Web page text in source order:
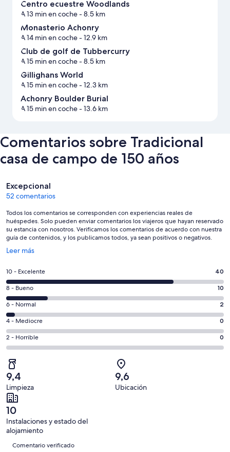
Centro ecuestre Woodlands
A 13 min en coche- 8.5 km
Monasterio Achonry
A 14 min en coche- 12.9 km
Club de golf de Tubbercurry
A 15 min en coche- 8.5 km
Gillighans World
A 15 min en coche- 12.3 km
Achonry Boulder Burial
A 15 min en coche- 13.6 km
Comentarios sobre Tradicional
casa de campo de 150 años
Comentarios
Excepcional
52 comentarios
Todos los comentarios se corresponden con experiencias reales de
huéspedes. Solo pueden enviar comentarios los viajeros que hayan reservado
su estancia con nosotros. Verificamos los comentarios de acuerdo con nuestra
guía de contenidos, y los publicamos todos, ya sean positivos o negativos.
Leer más
Se
en
una
ventana
nueva
40
comentarios
de
un
total
de
52
con
una
puntuación
de
10
-
Excelente
10 - Excelente 40
10
comentarios
de
un
total
de
con
una
puntuación
de
8
-
Bueno
8 - Bueno 10
2
comentarios
de
un
total
de
52
con
una
puntuación
de
6
-
Normal
6 - Normal 2
0
comentarios
de
total
de
52
con
una
puntuación
de
4 - Mediocre 0
0
comentarios
de
un
total
de
52
con
una
puntuación
de
2 - Horrible 0
9,4
Limpieza
9,6
Ubicación
10
Instalaciones y estado del
alojamiento
Comentarios
Comentario verificado